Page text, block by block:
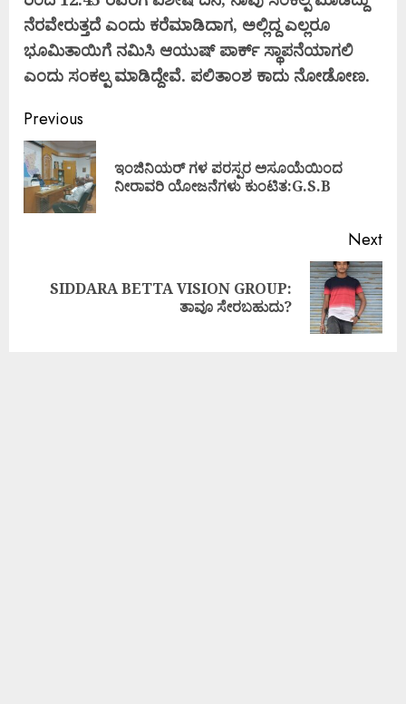
ನೆರವೇರುತ್ತದೆ ಎಂದು ಕರೆಮಾಡಿದಾಗ, ಅಲ್ಲಿದ್ದ ಎಲ್ಲರೂ
ಭೂಮಿತಾಯಿಗೆ ನಮಿಸಿ ಆಯುಷ್ ಪಾರ್ಕ್ ಸ್ಥಾಪನೆಯಾಗಲಿ
ಎಂದು ಸಂಕಲ್ಪ ಮಾಡಿದ್ದೇವೆ. ಪಲಿತಾಂಶ ಕಾದು ನೋಡೋಣ.
Previous
ಇಂಜಿನಿಯರ್ ಗಳ ಪರಸ್ಪರ ಅಸೂಯೆಯಿಂದ
ನೀರಾವರಿ ಯೋಜನೆಗಳು ಕುಂಟಿತ:G.S.B
Next
SIDDARA BETTA VISION GROUP:
ತಾವೂ ಸೇರಬಹುದು?